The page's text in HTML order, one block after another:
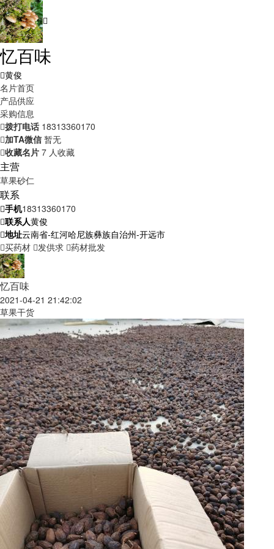
忆百味
黄俊
名片首页
产品供应
采购信息
拨打电话 18313360170
加TA微信 暂无
收藏名片 7 人收藏
主营
草果砂仁
联系
手机18313360170
联系人黄俊
地址云南省-红河哈尼族彝族自治州-开远市
买药材 发供求 药材批发
忆百味
2021-04-21 21:42:02
草果干货